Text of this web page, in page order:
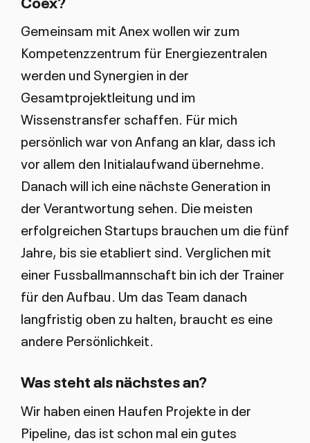
Gemeinsam mit Anex wollen wir zum
Kompetenzzentrum für Energiezentralen
werden und Synergien in der
Gesamtprojektleitung und im
Wissenstransfer schaffen. Für mich
persönlich war von Anfang an klar, dass ich
vor allem den Initialaufwand übernehme.
Danach will ich eine nächste Generation in
der Verantwortung sehen. Die meisten
erfolgreichen Startups brauchen um die fünf
Jahre, bis sie etabliert sind. Verglichen mit
einer Fussballmannschaft bin ich der Trainer
für den Aufbau. Um das Team danach
langfristig oben zu halten, braucht es eine
andere Persönlichkeit.
Was steht als nächstes an?
Wir haben einen Haufen Projekte in der
Pipeline, das ist schon mal ein gutes